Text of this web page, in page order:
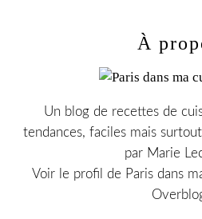
À
Un blog de recettes de
tendances, faciles mais
par Marie
Voir le profil de Paris dans